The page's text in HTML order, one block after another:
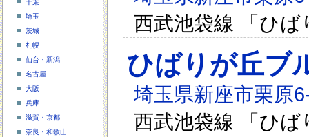
西武池袋線 「ひ
ひばりが丘ブ
埼玉県新座市栗原
西武池袋線 「ひ
千葉
埼玉
茨城
札幌
仙台・新潟
名古屋
大阪
兵庫
滋賀・京都
奈良・和歌山